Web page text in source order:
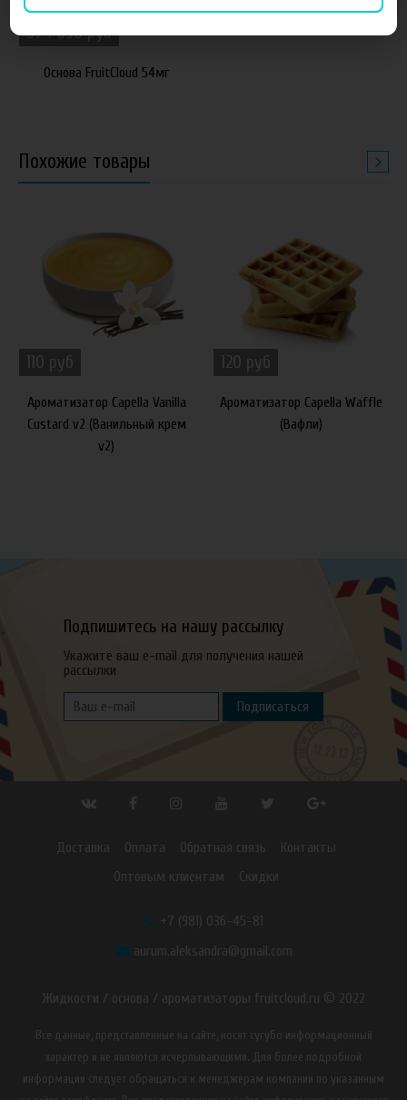
от 1 050 руб
Основа FruitCloud 54мг
Похожие товары
110 руб
Ароматизатор Capella Vanilla
Custard v2 (Ванильный крем
v2)
120 руб
Ароматизатор Capella Waffle
(Вафли)
Подпишитесь на нашу рассылку
Укажите ваш e-mail для получения нашей
рассылки
Подписаться
Доставка Оплата Обратная связь
Контакты
Оптовым клиентам
Скидки
+7 (981) 036-45-81
aurum.aleksandra@gmail.com
Жидкости / основа / ароматизаторы fruitcloud.ru © 2022
Все данные, представленные на сайте, носят сугубо информационный
характер и не являются исчерпывающими. Для более подробной
информации следует обращаться к менеджерам компании по указанным